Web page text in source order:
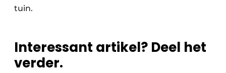
tuin.
Interessant artikel? Deel het
verder.